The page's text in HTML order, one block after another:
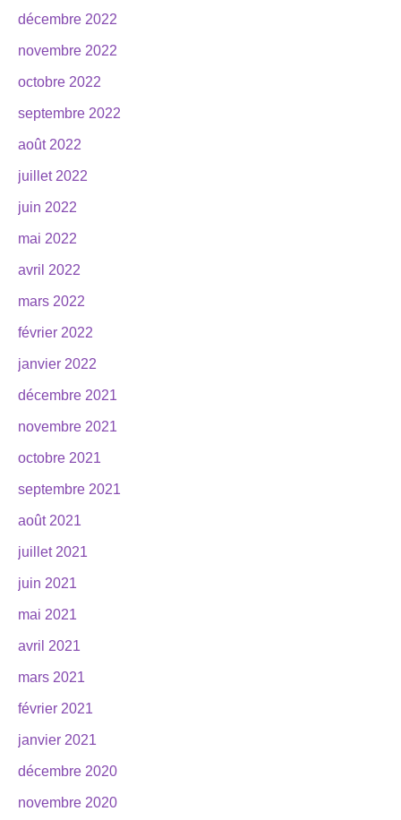
décembre 2022
novembre 2022
octobre 2022
septembre 2022
août 2022
juillet 2022
juin 2022
mai 2022
avril 2022
mars 2022
février 2022
janvier 2022
décembre 2021
novembre 2021
octobre 2021
septembre 2021
août 2021
juillet 2021
juin 2021
mai 2021
avril 2021
mars 2021
février 2021
janvier 2021
décembre 2020
novembre 2020